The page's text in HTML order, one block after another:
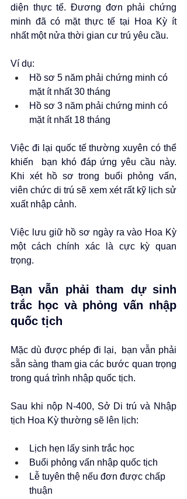
diện thực tế. Đương đơn phải chứng
minh đã có mặt thực tế tại Hoa Kỳ ít
nhất một nửa thời gian cư trú yêu cầu.
Ví dụ:
Hồ sơ 5 năm phải chứng minh có
mặt ít nhất 30 tháng
Hồ sơ 3 năm phải chứng minh có
mặt ít nhất 18 tháng
Việc đi lại quốc tế thường xuyên có thể
khiến  bạn khó đáp ứng yêu cầu này.
Khi xét hồ sơ trong buổi phỏng vấn,
viên chức di trú sẽ xem xét rất kỹ lịch sử
xuất nhập cảnh.
Việc lưu giữ hồ sơ ngày ra vào Hoa Kỳ
một cách chính xác là cực kỳ quan
trọng.
Bạn vẫn phải tham dự sinh
trắc học và phỏng vấn nhập
quốc tịch
Mặc dù được phép đi lại,  bạn vẫn phải
sẵn sàng tham gia các bước quan trọng
trong quá trình nhập quốc tịch.
Sau khi nộp N-400, Sở Di trú và Nhập
tịch Hoa Kỳ thường sẽ lên lịch:
Lịch hẹn lấy sinh trắc học
Buổi phỏng vấn nhập quốc tịch
Lễ tuyên thệ nếu đơn được chấp
thuận